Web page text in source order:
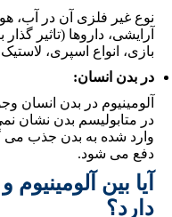
نوع غیر فلزی آن در آب،
آرایشی، داروها (تاثیر
بازی، انواع اسپری،
در بدن انسان:
آلومینیوم در بدن انسان
در متابولیسم بدن نشان
وارد شده به بدن جذب می
دفع می شود.
آیا بین
دارد؟